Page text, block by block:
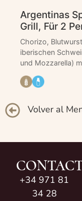
Argentinas
Grill, Für 2
Chorizo,
iberischen
und Mozzarella)
Volver al
+34 971 81
34 28